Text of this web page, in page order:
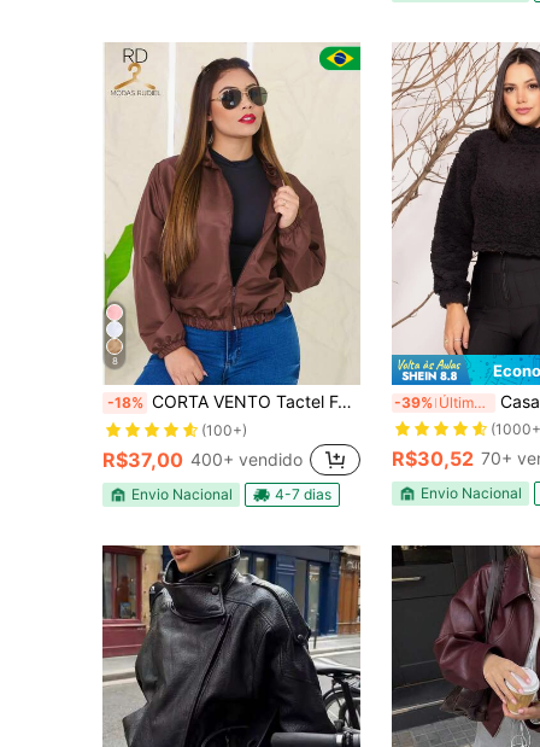
8
-18% CORTA VENTO Tactel Feminina Com Toca De Hoje Estampada Refletiva
(100+)
R$37,00 400+ vendido
Envio Nacional 4-7 dias
-39% Últimos 3 dias Casaco
R$30,52 70+
Envio Nacional